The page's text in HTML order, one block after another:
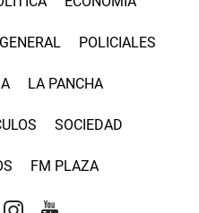
POLICIALES
LA PANCHA
SOCIEDAD
FM PLAZA